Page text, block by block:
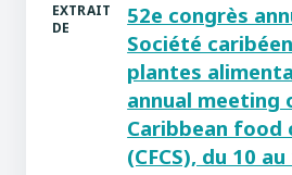
EXTRAIT
DE
52e congrès
Société
plantes
annual meeting
Caribbean food
(CFCS), du 10